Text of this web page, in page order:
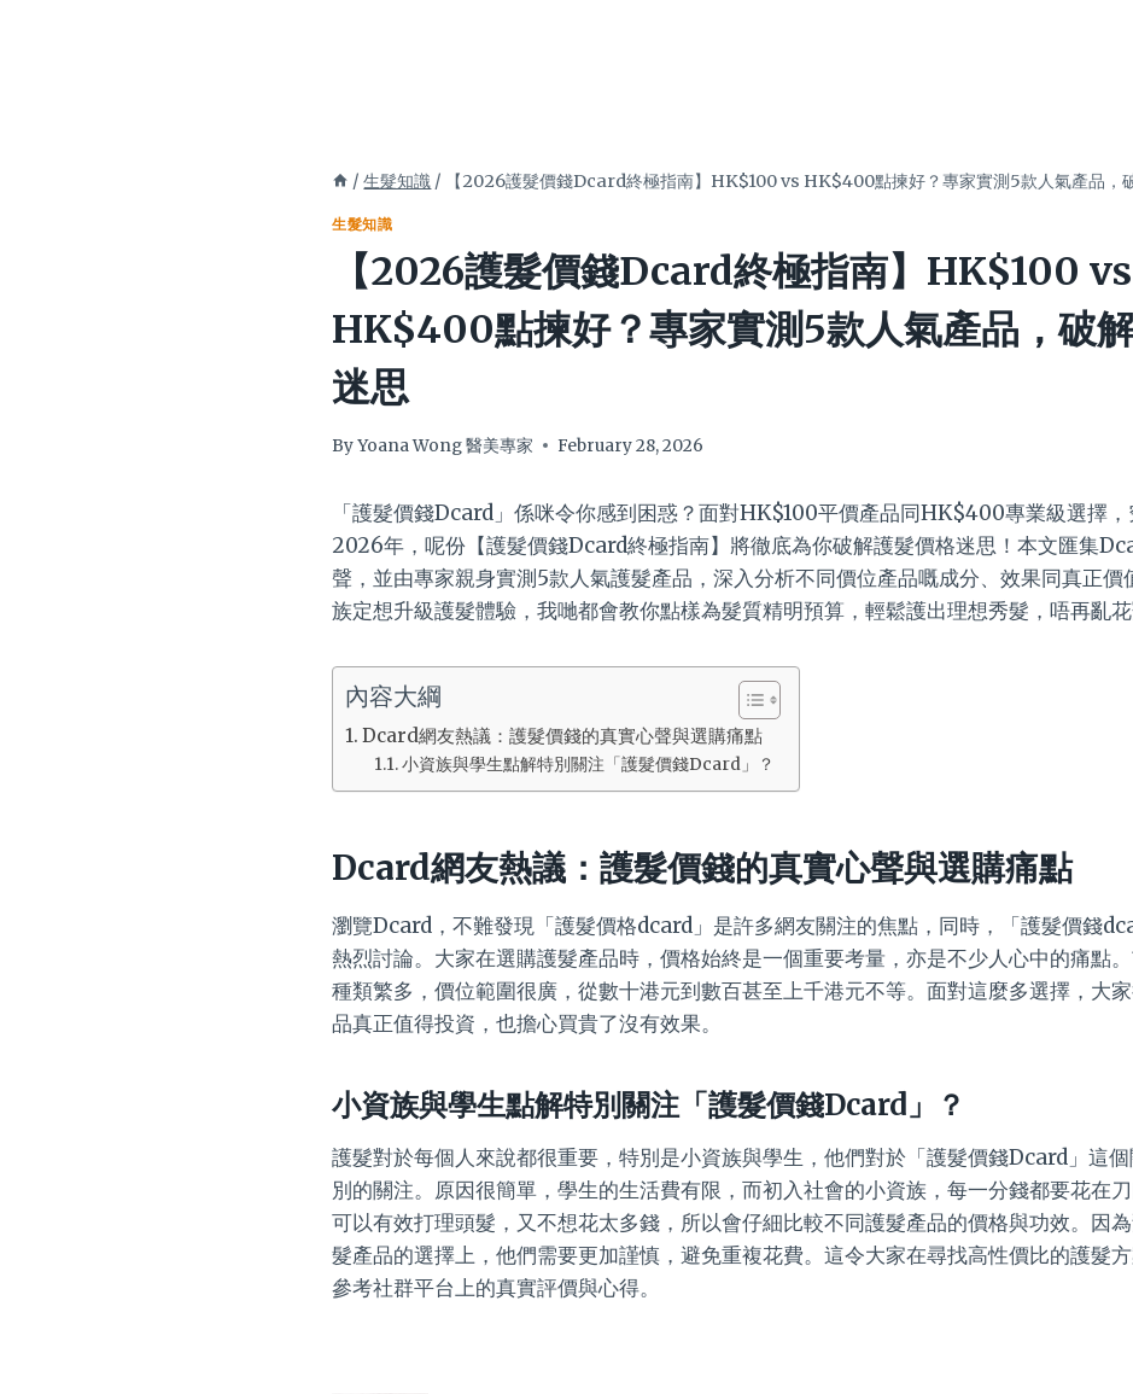
/ 生髮知識 / 【2026護髮價錢Dcard終極指南】HK$100 vs HK$400點揀好？專家實測5款人氣產品，
生髮知識
【2026護髮價錢Dcard終極指南】HK$100 vs
HK$400點揀好？專家實測5款人氣產品，破
迷思
ByYoana Wong 醫美專家 February 28, 2026
「護髮價錢Dcard」係咪令你感到困惑？面對HK$100平價產品同HK$400專業級選擇，
2026年，呢份【護髮價錢Dcard終極指南】將徹底為你破解護髮價格迷思！本文匯集
聲，並由專家親身實測5款人氣護髮產品，深入分析不同價位產品嘅成分、效果同真正價
族定想升級護髮體驗，我哋都會教你點樣為髮質精明預算，輕鬆護出理想秀髮，唔再亂花
內容大綱
Dcard網友熱議：護髮價錢的真實心聲與選購痛點
小資族與學生點解特別關注「護髮價錢Dcard」？
Dcard網友熱議：護髮價錢的真實心聲與選購痛點
瀏覽Dcard，不難發現「護髮價格dcard」是許多網友關注的焦點，同時，「護髮價錢
熱烈討論。大家在選購護髮產品時，價格始終是一個重要考量，亦是不少人心中的痛點
種類繁多，價位範圍很廣，從數十港元到數百甚至上千港元不等。面對這麼多選擇，大
品真正值得投資，也擔心買貴了沒有效果。
小資族與學生點解特別關注「護髮價錢Dcard」？
護髮對於每個人來說都很重要，特別是小資族與學生，他們對於「護髮價錢Dcard」這
別的關注。原因很簡單，學生的生活費有限，而初入社會的小資族，每一分錢都要花在
可以有效打理頭髮，又不想花太多錢，所以會仔細比較不同護髮產品的價格與功效。因
髮產品的選擇上，他們需要更加謹慎，避免重複花費。這令大家在尋找高性價比的護髮
參考社群平台上的真實評價與心得。